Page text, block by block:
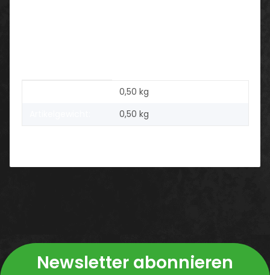
Produkteigenschaft0,50 kg
0,50 kg
Newsletter abonnieren